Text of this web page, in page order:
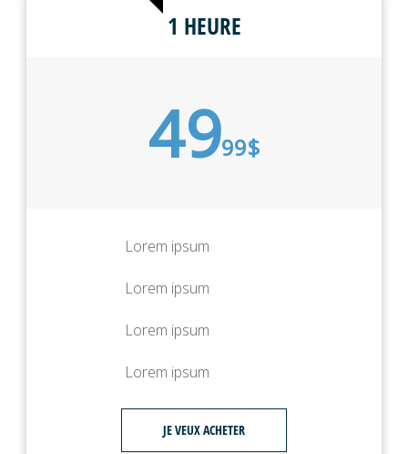
1 HEURE
4999$
Lorem ipsum
Lorem ipsum
Lorem ipsum
Lorem ipsum
JE VEUX ACHETER